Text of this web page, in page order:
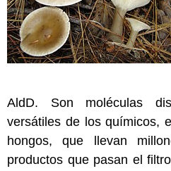
AldD. Son moléculas
versátiles de los químicos,
hongos, que llevan
productos que pasan el